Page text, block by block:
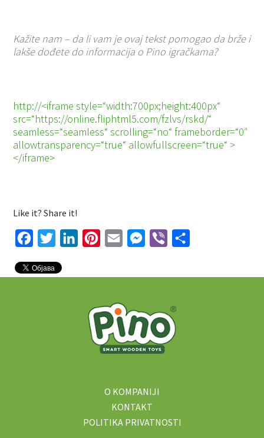
Kažite nam – da li vam je ovaj tekst pomogao da brže i
lakše dođete do informacija o Pino igračkama?
http://<iframe style=“width:700px;height:400px“
src=“https://online.fliphtml5.com/fzlvs/rskd/“
seamless=“seamless“ scrolling=“no“ frameborder=“0″
allowtransparency=“true“ allowfullscreen=“true“ >
</iframe>
Like it? Share it!
FacebookTwitterLinkedInPinterest
Email Messenger
Viber
O KOMPANIJI
KONTAKT
POLITIKA PRIVATNOSTI